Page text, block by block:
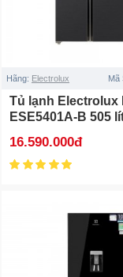
Hãng: Electrolux Mã
Tủ lạnh Electrolux
ESE5401A-B 505
16.590.000đ